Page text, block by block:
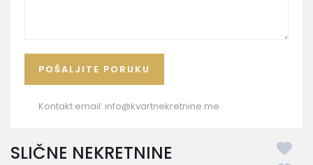
Kontakt email: info@kvartnekretnine.me
SLIČNE NEKRETNINE